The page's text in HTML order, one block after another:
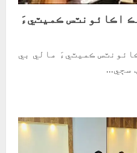
اڪائونٽس ڪميٽيءَ
ڪميٽيءَ مالي بي
سڄي...